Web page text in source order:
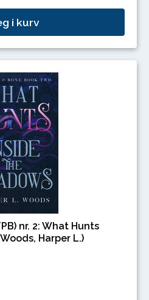
i kurv
nr. 2: What Hunts
Harper L.)